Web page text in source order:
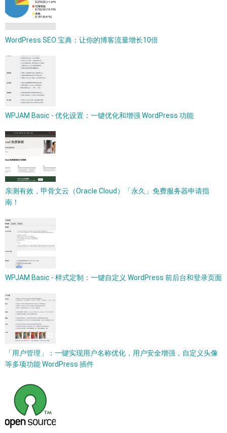
WordPress SEO 宝典：让你的博客流量增长10倍
WPJAM Basic - 优化设置：一键优化和增强 WordPress 功能
亲测有效，甲骨文云（Oracle Cloud）「永久」免费服务器申请指
南！
WPJAM Basic - 样式定制：一键自定义 WordPress 前后台和登录页面
「用户管理」：一键实现用户名称优化，用户安全增强，自定义头像
等多项功能 WordPress 插件